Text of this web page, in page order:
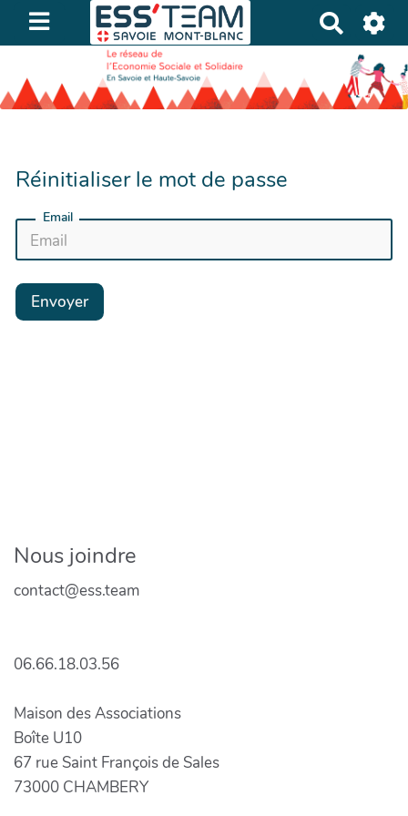
e
c
h
e
r
Réinitialiser le mot de passe
Email
Envoyer
Nous joindre
contact@ess.team
06.66.18.03.56
Maison des Associations
Boîte U10
67 rue Saint François de Sales
73000 CHAMBERY